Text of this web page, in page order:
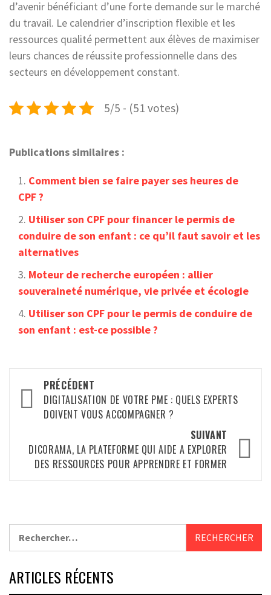
d’avenir bénéficiant d’une forte demande sur le marché
du travail. Le calendrier d’inscription flexible et les
ressources qualité permettent aux élèves de maximiser
leurs chances de réussite professionnelle dans des
secteurs en développement constant.
5/5 - (51 votes)
Publications similaires :
Comment bien se faire payer ses heures de
CPF ?
Utiliser son CPF pour financer le permis de
conduire de son enfant : ce qu’il faut savoir et les
alternatives
Moteur de recherche européen : allier
souveraineté numérique, vie privée et écologie
Utiliser son CPF pour le permis de conduire de
son enfant : est-ce possible ?
Navigation
d’article
PRÉCÉDENT
DIGITALISATION DE VOTRE PME : QUELS EXPERTS
DOIVENT VOUS ACCOMPAGNER ?
SUIVANT
DICORAMA, LA PLATEFORME QUI AIDE A EXPLORER
DES RESSOURCES POUR APPRENDRE ET FORMER
ARTICLES RÉCENTS